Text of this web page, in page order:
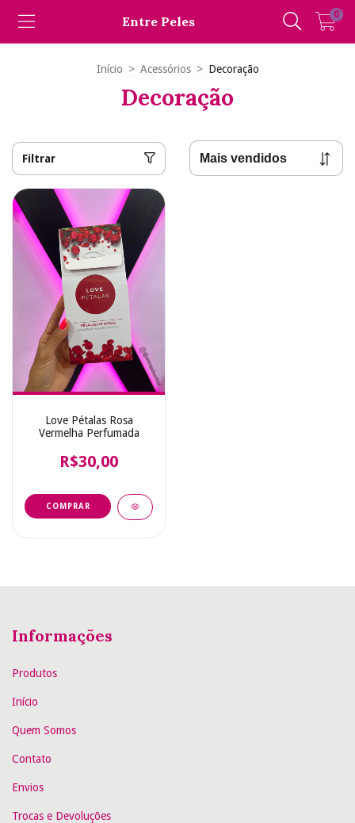
Entre Peles 0
Início > Acessórios > Decoração
Decoração
Filtrar
Love Pétalas Rosa
Vermelha Perfumada
R$30,00
Informações
Produtos
Início
Quem Somos
Contato
Envios
Trocas e Devoluções